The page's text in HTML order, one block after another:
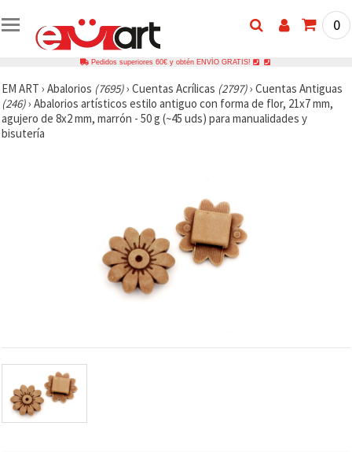
0
Pedidos superiores 60€ y obtén ENVÍO GRATIS!
EM ART › Abalorios (7695)› Cuentas Acrílicas (2797)› Cuentas Antiguas
(246)› Abalorios artísticos estilo antiguo con forma de flor, 21x7 mm,
agujero de 8x2 mm, marrón - 50 g (~45 uds) para manualidades y
bisutería